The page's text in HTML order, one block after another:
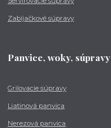
Zabíjačkové súpravy
Panvice, woky, súpravy
Grilovacie súpravy
Liatinová panvica
Nerezová panvica